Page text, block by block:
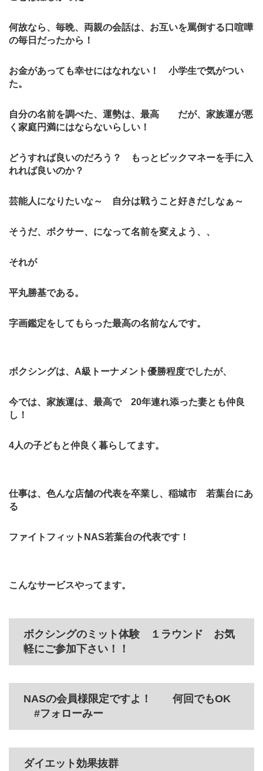
何故なら、毎晩、両親の会話は、お互いを罵倒する口喧嘩
の毎日だったから！
お金があっても幸せにはなれない！ 小学生で気がつい
た。
自分の名前を調べた、運勢は、最高 だが、家族運が悪
く家庭円満にはならないらしい！
どうすれば良いのだろう？ もっとビックマネーを手に入
れれば良いのか？
芸能人になりたいな～ 自分は戦うこと好きだしなぁ～
そうだ、ボクサー、になって名前を変えよう、、
それが
平丸勝基である。
字画鑑定をしてもらった最高の名前なんです。
ボクシングは、A級トーナメント優勝程度でしたが、
今では、家族運は、最高で 20年連れ添った妻とも仲良
し！
4人の子どもと仲良く暮らしてます。
仕事は、色んな店舗の代表を卒業し、稲城市 若葉台にあ
る
ファイトフィットNAS若葉台の代表です！
こんなサービスやってます。
ボクシングのミット体験 １ラウンド お気
軽にご参加下さい！！
NASの会員様限定ですよ！ 何回でもOK
#フォローみー
ダイエット効果抜群